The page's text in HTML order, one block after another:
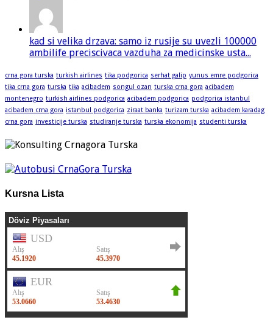
kad si velika drzava: samo iz rusije su uvezli 100000
ambilife preciscivaca vazduha za medicinske usta...
crna gora turska turkish airlines tika podgorica serhat galip yunus emre podgorica
tika crna gora turska tika acibadem songul ozan turska crna gora acibadem
montenegro turkish airlines podgorica acibadem podgorica podgorica istanbul
acibadem crna gora istanbul podgorica ziraat banka turizam turska acibadem karadag
crna gora investicije turska studiranje turska turska ekonomija studenti turska
Kursna Lista